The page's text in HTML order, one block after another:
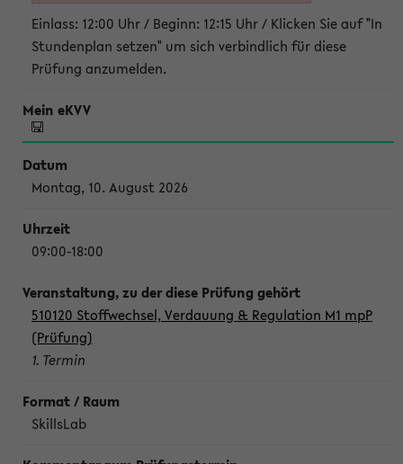
Einlass: 12:00 Uhr / Beginn: 12:15 Uhr / Klicken Sie auf "In
Stundenplan setzen" um sich verbindlich für diese
Prüfung anzumelden.
Montag, 10. August 2026
09:00-18:00
510120 Stoffwechsel, Verdauung & Regulation M1 mpP
(Prüfung)
1. Termin
SkillsLab